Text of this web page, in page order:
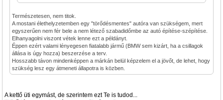
Természetesen, nem titok.
A mostani élethelyzetemben egy "törődésmentes" autóra van szükségem, mert
egyszerűen nem fér bele a nem létező szabadidőmbe az autó építése-szépítése.
Elhanyagolni viszont vétek lenne ezt a példányt.
Éppen ezért valami lényegesen fiatalabb jármű (BMW sem kizárt, ha a csillagok
állása is úgy hozza) beszerzése a terv.
Hosszabb távon mindenképpen a márkán belül képzelem el a jövőt, de lehet, hogy
szükség lesz egy átmeneti állapotra is közben.
A kettő üti egymást, de szerintem ezt Te is tudod...